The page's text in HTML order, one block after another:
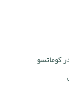
کوماتسو